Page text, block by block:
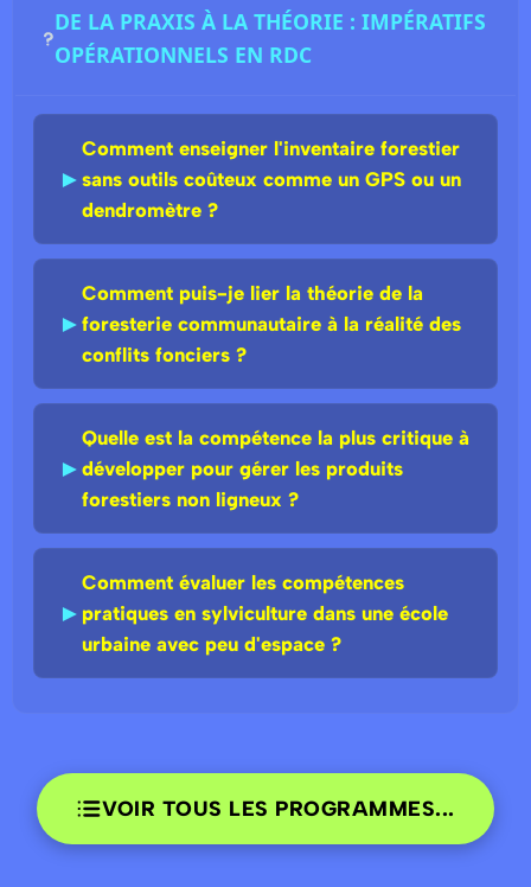
DE LA PRAXIS À LA THÉORIE : IMPÉRATIFS
OPÉRATIONNELS EN RDC
►
Comment enseigner l'inventaire forestier
sans outils coûteux comme un GPS ou un
dendromètre ?
►
Comment puis-je lier la théorie de la
foresterie communautaire à la réalité des
conflits fonciers ?
►
Quelle est la compétence la plus critique à
développer pour gérer les produits
forestiers non ligneux ?
►
Comment évaluer les compétences
pratiques en sylviculture dans une école
urbaine avec peu d'espace ?
VOIR TOUS LES PROGRAMMES...